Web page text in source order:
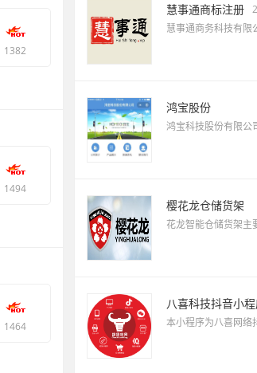
1382
1494
1464
慧事通商标注册
慧事通商务科技有限
鸿宝股份
鸿宝科技股份有限公
樱花龙仓储货架
花龙智能仓储货架主
八喜科技抖音小
本小程序为八喜网络